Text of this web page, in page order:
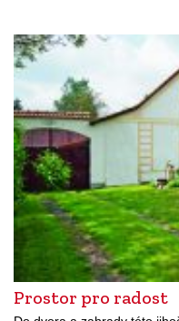
Prostor pro radost